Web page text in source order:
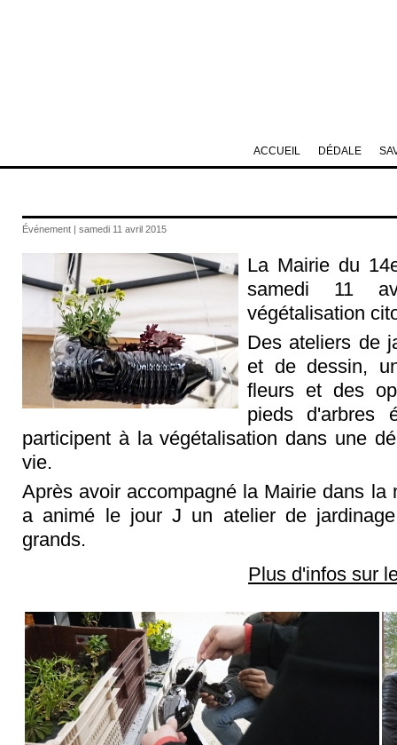
Événement | samedi 11 avril 2015
La Mairie du
samedi 11
végétalisation
Des ateliers de
et de dessin,
fleurs et des
pieds d'arbres
participent à la végétalisation dans une
vie.
Après avoir accompagné la Mairie dans
a animé le jour J un atelier de
grands.
Plus d'infos sur
DÉDALE
ACCUEIL